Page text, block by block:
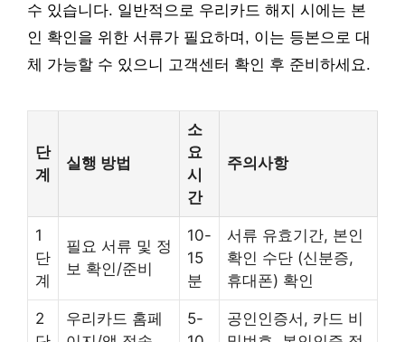
수 있습니다. 일반적으로 우리카드 해지 시에는 본
인 확인을 위한 서류가 필요하며, 이는 등본으로 대
체 가능할 수 있으니 고객센터 확인 후 준비하세요.
단
계
실행 방법
소
요
시
간
주의사항
1
단
계
필요 서류 및 정
보 확인/준비
10-
15
분
서류 유효기간, 본인
확인 수단 (신분증,
휴대폰) 확인
2
우리카드 홈페
5-
공인인증서, 카드 비